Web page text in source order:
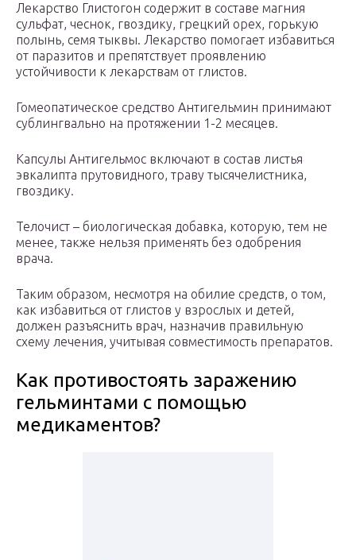
Лекарство Глистогон содержит в составе магния
сульфат, чеснок, гвоздику, грецкий орех, горькую
полынь, семя тыквы. Лекарство помогает избавиться
от паразитов и препятствует проявлению
устойчивости к лекарствам от глистов.
Гомеопатическое средство Антигельмин принимают
сублингвально на протяжении 1-2 месяцев.
Капсулы Антигельмос включают в состав листья
эвкалипта прутовидного, траву тысячелистника,
гвоздику.
Телочист – биологическая добавка, которую, тем не
менее, также нельзя применять без одобрения
врача.
Таким образом, несмотря на обилие средств, о том,
как избавиться от глистов у взрослых и детей,
должен разъяснить врач, назначив правильную
схему лечения, учитывая совместимость препаратов.
Как противостоять заражению
гельминтами с помощью
медикаментов?